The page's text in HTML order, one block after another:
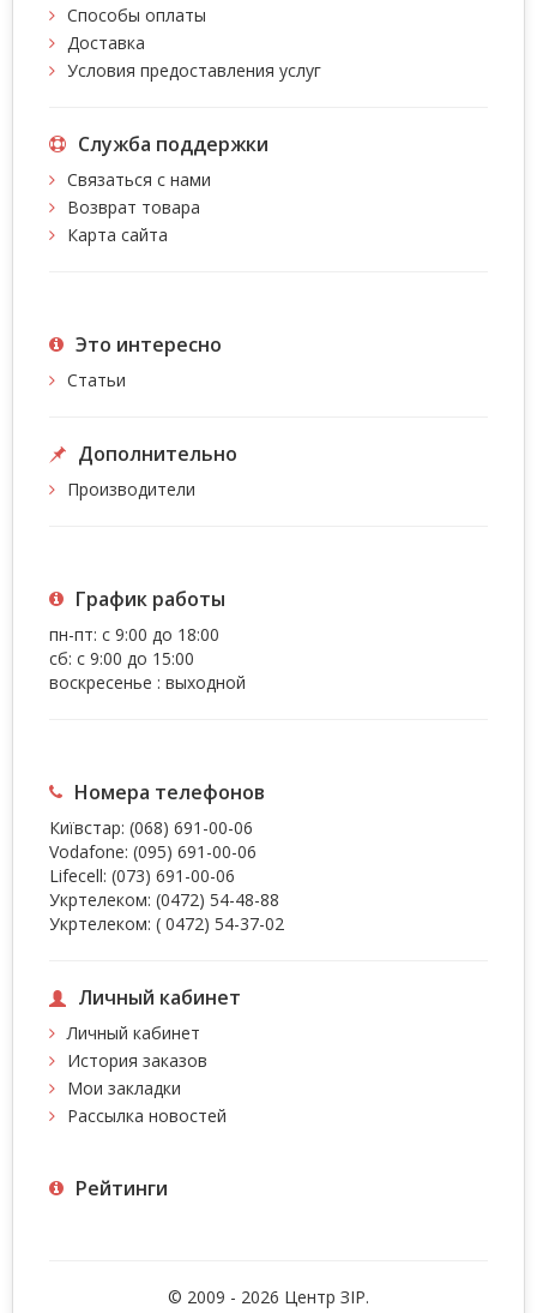
Способы оплаты
Доставка
Условия предоставления услуг
Служба поддержки
Связаться с нами
Возврат товара
Карта сайта
Это интересно
Статьи
Дополнительно
Производители
График работы
пн-пт: с 9:00 до 18:00
сб: с 9:00 до 15:00
воскресенье : выходной
Номера телефонов
Київстар: (068) 691-00-06
Vodafone: (095) 691-00-06
Lifecell: (073) 691-00-06
Укртелеком: (0472) 54-48-88
Укртелеком: ( 0472) 54-37-02
Личный кабинет
Личный кабинет
История заказов
Мои закладки
Рассылка новостей
Рейтинги
© 2009 - 2026 Центр ЗIР.